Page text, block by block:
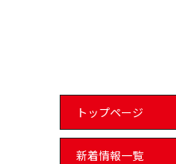
トップページ
新着情報一覧